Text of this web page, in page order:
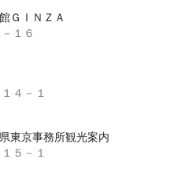
ＧＩＮＺＡ
１６
４－１
東京事務所観光案内
５－１